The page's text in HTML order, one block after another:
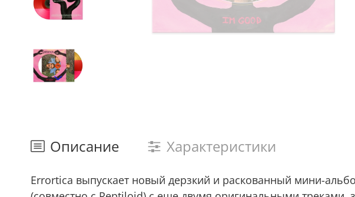
Описание Характеристики
Errortica выпускает новый дерзкий и раскованный мини-